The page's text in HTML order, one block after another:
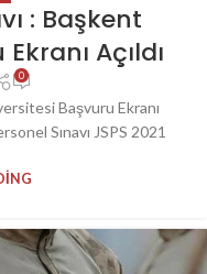
: Başkent
Açıldı
0
Başvuru Ekranı
Sınavı JSPS 2021